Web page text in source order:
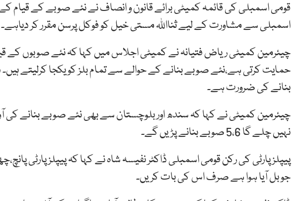
قومی اسمبلی کی قائمہ کمیٹی برائے قانون و انصاف نے نئے صوبے کے قیام
اسمبلی سے مشاورت کے لیے ثنااللہ مستی خیل کو فوکل پرسن مقرر کر دیاہے۔
چیئرمین کمیٹی ریاض فتیانہ نے کمیٹی اجلاس میں کہا کہ نئے صوبوں کے
حمایت کرتی ہے،نئے صوبے بنانے کے حوالے سے تمام بلز کو یکجا کرلیتے
بنانے کی ضرورت ہے۔
چیئرمین کمیٹی نے کہا کہ سندھ اور بلوچستان سے بھی نئے صوبے بنانے کی
نہیں چلے گا 5،6 صوبے بنانے پڑیں گے۔
پیپلزپارٹی کی رکن قومی اسمبلی ڈاکٹر نفیسہ شاہ نے کہا کہ پیپلزپارٹی
جو بل آیا ہوا ہے صرف اس کی بات کریں۔